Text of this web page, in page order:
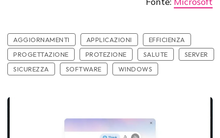
AGGIORNAMENTI APPLICAZIONI
EFFICIENZA
PROGETTAZIONE
PROTEZIONE SALUTE
SERVER
SICUREZZA
SOFTWARE WINDOWS